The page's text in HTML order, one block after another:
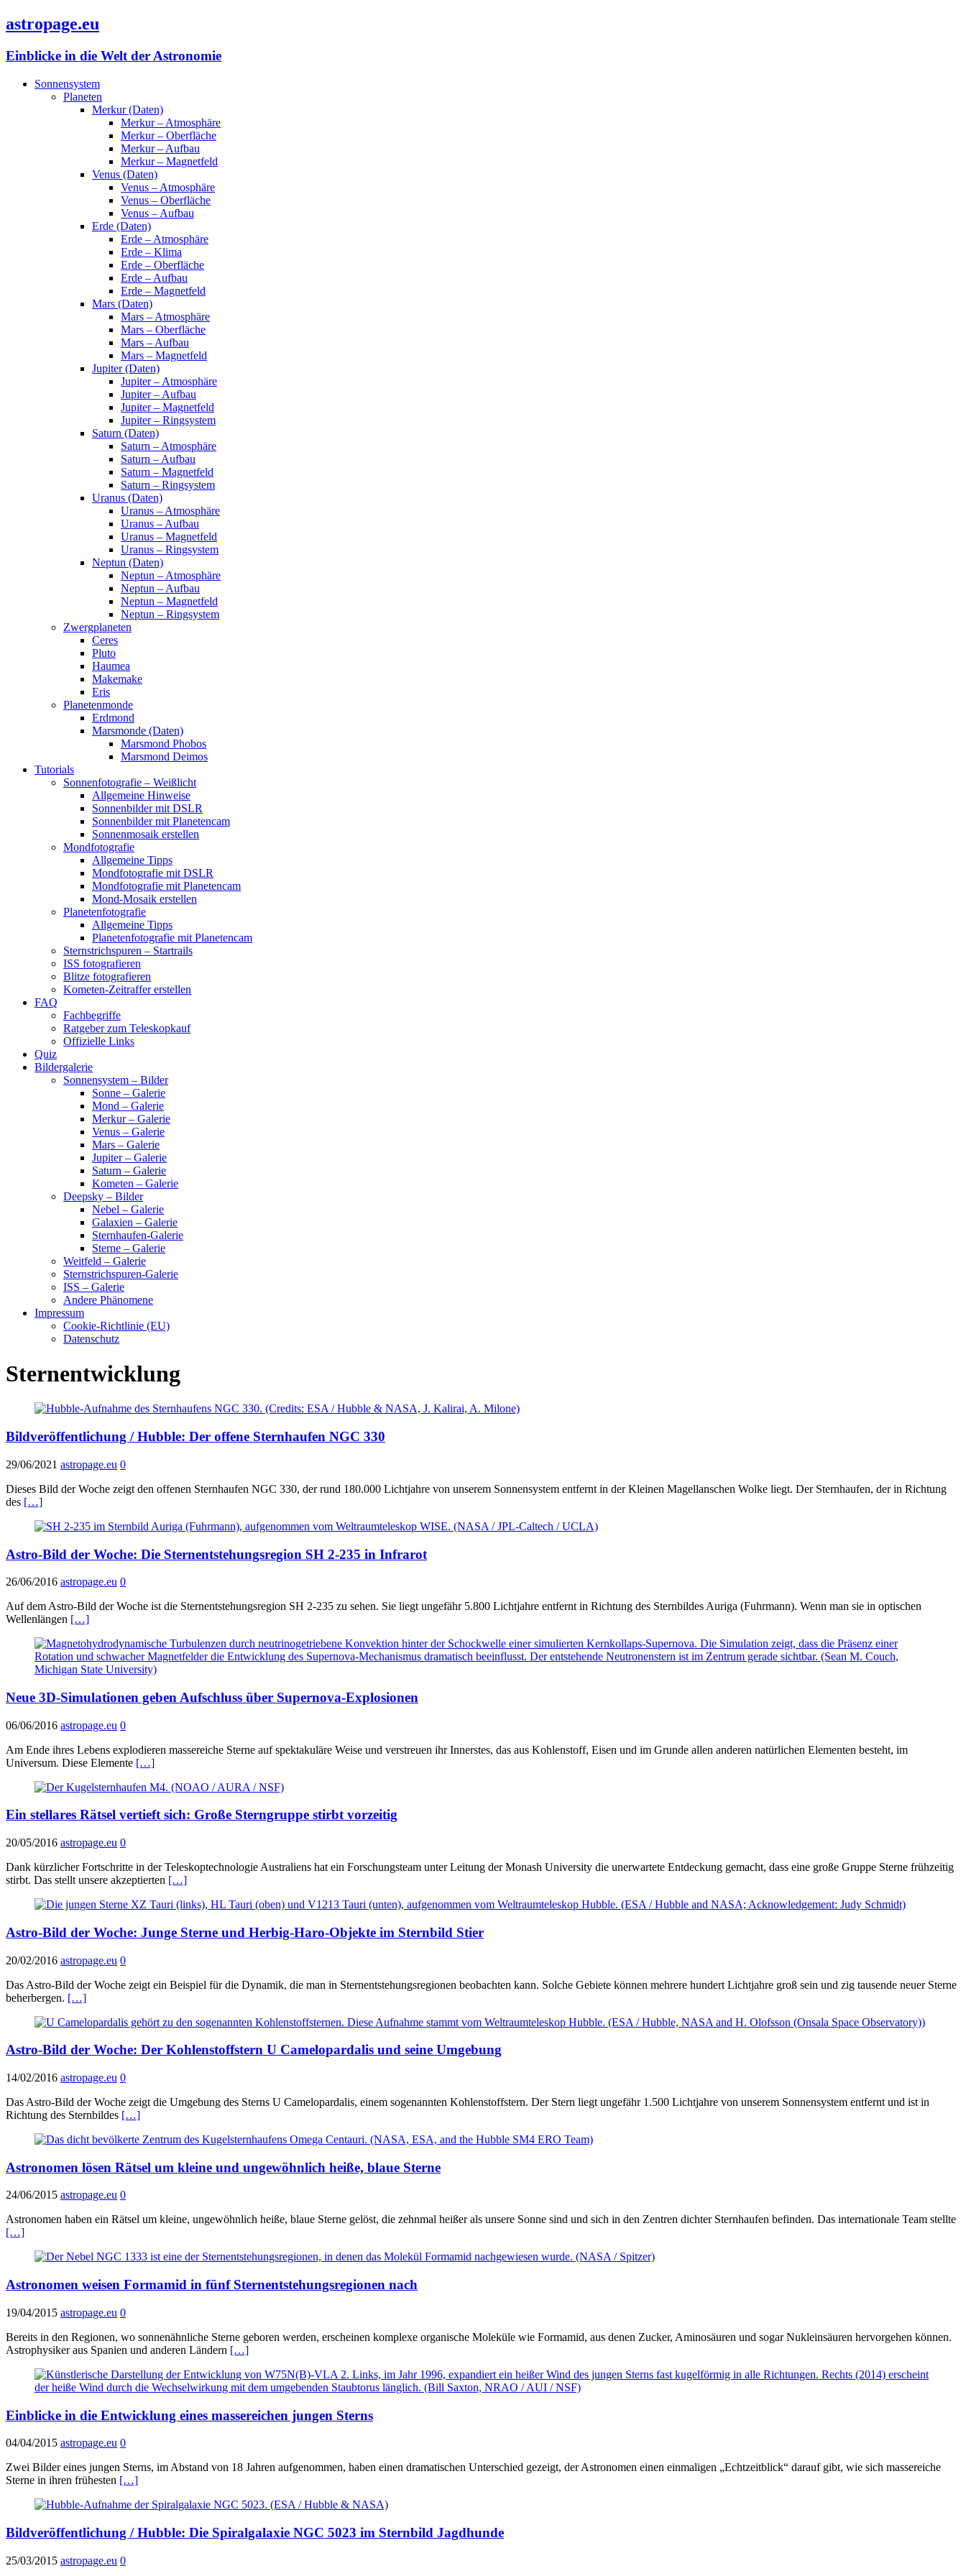
astropage.eu
Einblicke in die Welt der Astronomie
Sonnensystem
Planeten
Merkur (Daten)
Merkur – Atmosphäre
Merkur – Oberfläche
Merkur – Aufbau
Merkur – Magnetfeld
Venus (Daten)
Venus – Atmosphäre
Venus – Oberfläche
Venus – Aufbau
Erde (Daten)
Erde – Atmosphäre
Erde – Klima
Erde – Oberfläche
Erde – Aufbau
Erde – Magnetfeld
Mars (Daten)
Mars – Atmosphäre
Mars – Oberfläche
Mars – Aufbau
Mars – Magnetfeld
Jupiter (Daten)
Jupiter – Atmosphäre
Jupiter – Aufbau
Jupiter – Magnetfeld
Jupiter – Ringsystem
Saturn (Daten)
Saturn – Atmosphäre
Saturn – Aufbau
Saturn – Magnetfeld
Saturn – Ringsystem
Uranus (Daten)
Uranus – Atmosphäre
Uranus – Aufbau
Uranus – Magnetfeld
Uranus – Ringsystem
Neptun (Daten)
Neptun – Atmosphäre
Neptun – Aufbau
Neptun – Magnetfeld
Neptun – Ringsystem
Zwergplaneten
Ceres
Pluto
Haumea
Makemake
Eris
Planetenmonde
Erdmond
Marsmonde (Daten)
Marsmond Phobos
Marsmond Deimos
Tutorials
Sonnenfotografie – Weißlicht
Allgemeine Hinweise
Sonnenbilder mit DSLR
Sonnenbilder mit Planetencam
Sonnenmosaik erstellen
Mondfotografie
Allgemeine Tipps
Mondfotografie mit DSLR
Mondfotografie mit Planetencam
Mond-Mosaik erstellen
Planetenfotografie
Allgemeine Tipps
Planetenfotografie mit Planetencam
Sternstrichspuren – Startrails
ISS fotografieren
Blitze fotografieren
Kometen-Zeitraffer erstellen
FAQ
Fachbegriffe
Ratgeber zum Teleskopkauf
Offizielle Links
Quiz
Bildergalerie
Sonnensystem – Bilder
Sonne – Galerie
Mond – Galerie
Merkur – Galerie
Venus – Galerie
Mars – Galerie
Jupiter – Galerie
Saturn – Galerie
Kometen – Galerie
Deepsky – Bilder
Nebel – Galerie
Galaxien – Galerie
Sternhaufen-Galerie
Sterne – Galerie
Weitfeld – Galerie
Sternstrichspuren-Galerie
ISS – Galerie
Andere Phänomene
Impressum
Cookie-Richtlinie (EU)
Datenschutz
Sternentwicklung
Bildveröffentlichung / Hubble: Der offene Sternhaufen NGC 330
29/06/2021 astropage.eu 0
Dieses Bild der Woche zeigt den offenen Sternhaufen NGC 330, der rund 180.000 Lichtjahre von unserem Sonnensystem entfernt in der Kleinen Magellanschen Wolke liegt. Der Sternhaufen, der in Richtung
des […]
Astro-Bild der Woche: Die Sternentstehungsregion SH 2-235 in Infrarot
26/06/2016 astropage.eu 0
Auf dem Astro-Bild der Woche ist die Sternentstehungsregion SH 2-235 zu sehen. Sie liegt ungefähr 5.800 Lichtjahre entfernt in Richtung des Sternbildes Auriga (Fuhrmann). Wenn man sie in optischen
Wellenlängen […]
Neue 3D-Simulationen geben Aufschluss über Supernova-Explosionen
06/06/2016 astropage.eu 0
Am Ende ihres Lebens explodieren massereiche Sterne auf spektakuläre Weise und verstreuen ihr Innerstes, das aus Kohlenstoff, Eisen und im Grunde allen anderen natürlichen Elementen besteht, im
Universum. Diese Elemente […]
Ein stellares Rätsel vertieft sich: Große Sterngruppe stirbt vorzeitig
20/05/2016 astropage.eu 0
Dank kürzlicher Fortschritte in der Teleskoptechnologie Australiens hat ein Forschungsteam unter Leitung der Monash University die unerwartete Entdeckung gemacht, dass eine große Gruppe Sterne frühzeitig
stirbt. Das stellt unsere akzeptierten […]
Astro-Bild der Woche: Junge Sterne und Herbig-Haro-Objekte im Sternbild Stier
20/02/2016 astropage.eu 0
Das Astro-Bild der Woche zeigt ein Beispiel für die Dynamik, die man in Sternentstehungsregionen beobachten kann. Solche Gebiete können mehrere hundert Lichtjahre groß sein und zig tausende neuer Sterne
beherbergen. […]
Astro-Bild der Woche: Der Kohlenstoffstern U Camelopardalis und seine Umgebung
14/02/2016 astropage.eu 0
Das Astro-Bild der Woche zeigt die Umgebung des Sterns U Camelopardalis, einem sogenannten Kohlenstoffstern. Der Stern liegt ungefähr 1.500 Lichtjahre von unserem Sonnensystem entfernt und ist in
Richtung des Sternbildes […]
Astronomen lösen Rätsel um kleine und ungewöhnlich heiße, blaue Sterne
24/06/2015 astropage.eu 0
Astronomen haben ein Rätsel um kleine, ungewöhnlich heiße, blaue Sterne gelöst, die zehnmal heißer als unsere Sonne sind und sich in den Zentren dichter Sternhaufen befinden. Das internationale Team stellte
[…]
Astronomen weisen Formamid in fünf Sternentstehungsregionen nach
19/04/2015 astropage.eu 0
Bereits in den Regionen, wo sonnenähnliche Sterne geboren werden, erscheinen komplexe organische Moleküle wie Formamid, aus denen Zucker, Aminosäuren und sogar Nukleinsäuren hervorgehen können.
Astrophysiker aus Spanien und anderen Ländern […]
Einblicke in die Entwicklung eines massereichen jungen Sterns
04/04/2015 astropage.eu 0
Zwei Bilder eines jungen Sterns, im Abstand von 18 Jahren aufgenommen, haben einen dramatischen Unterschied gezeigt, der Astronomen einen einmaligen „Echtzeitblick“ darauf gibt, wie sich massereiche
Sterne in ihren frühesten […]
Bildveröffentlichung / Hubble: Die Spiralgalaxie NGC 5023 im Sternbild Jagdhunde
25/03/2015 astropage.eu 0